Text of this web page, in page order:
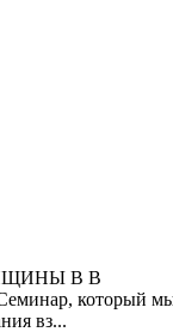
В В
который
вз...